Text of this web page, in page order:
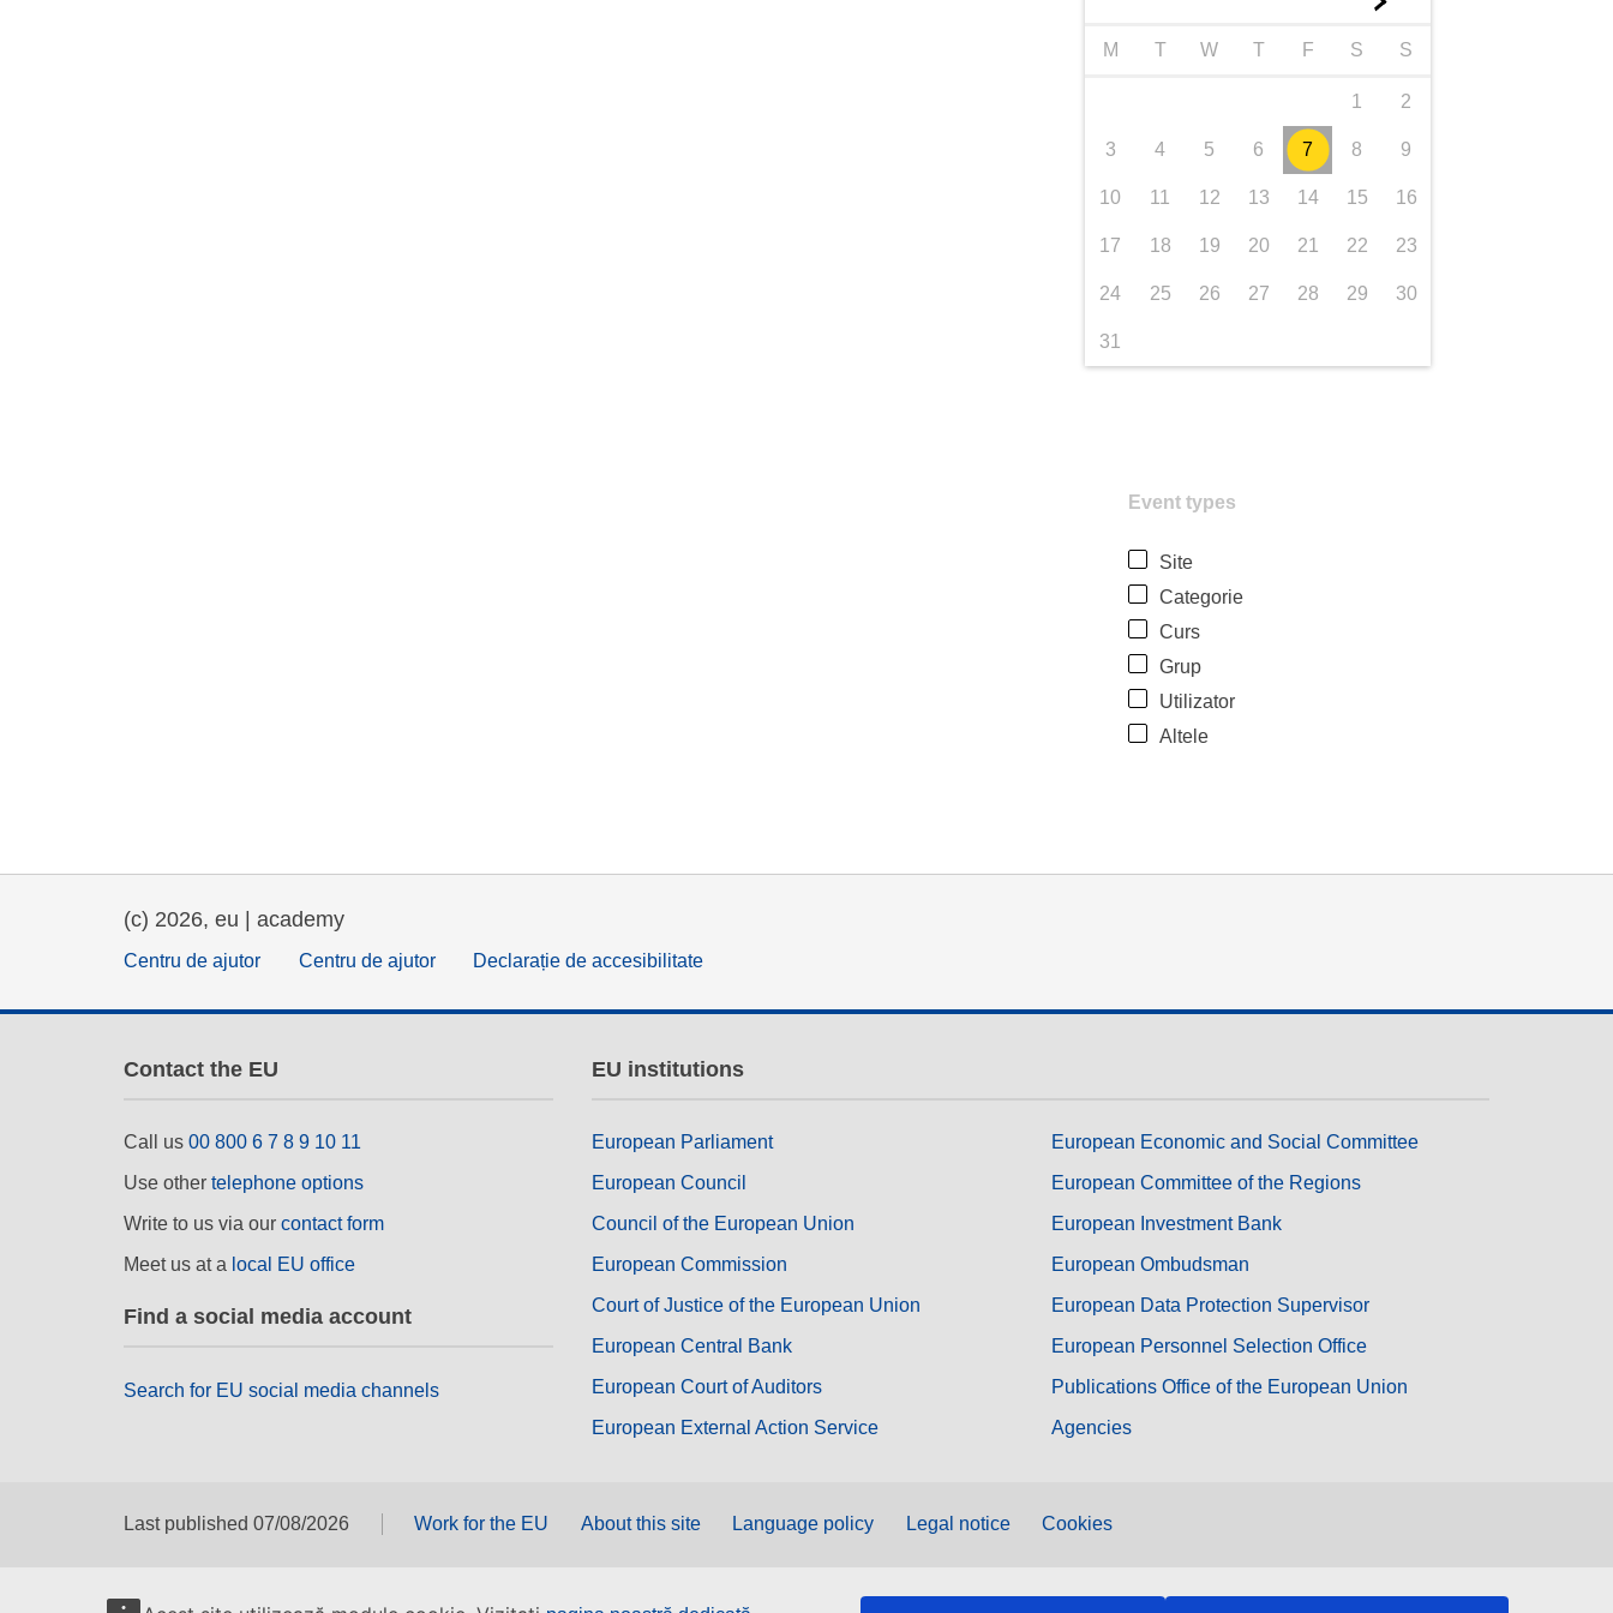
M T W T F S S
1 2
3 4 5 6 7 8 9
10 11 12 13 14 15 16
17 18 19 20 21 22 23
24 25 26 27 28 29 30
31
Event types
Site
Categorie
Curs
Grup
Utilizator
Altele
(c) 2026, eu | academy
Centru de ajutor Centru de ajutor Declarație de accesibilitate
Contact the EU
Call us 00 800 6 7 8 9 10 11
Use other telephone options
Write to us via our contact form
Meet us at a local EU office
Find a social media account
Search for EU social media channels
EU institutions
European Parliament
European Council
Council of the European Union
European Commission
Court of Justice of the European Union
European Central Bank
European Court of Auditors
European External Action Service
European Economic and Social Committee
European Committee of the Regions
European Investment Bank
European Ombudsman
European Data Protection Supervisor
European Personnel Selection Office
Publications Office of the European Union
Agencies
Last published 07/08/2026 Work for the EU About this site Language policy Legal notice Cookies